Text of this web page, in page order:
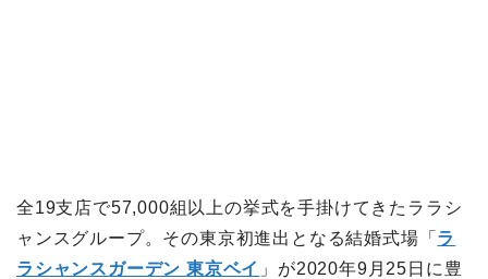
全19支店で57,000組以上の挙式を手掛けてきたララシ
ャンスグループ。その東京初進出となる結婚式場「 ラ
ラシャンスガーデン 東京ベイ 」が2020年9月25日に豊